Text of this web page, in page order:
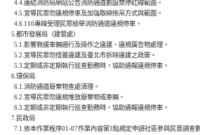
        4.4.連結消防局網站公告消防通道劃設禁停紅線範圍。
        4.5.宣導民眾勿違規停車及加強取締拖吊方式與範圍。
        4.6.110專線受理民眾檢舉消防通道違規停車。
      5.都市發展局（建管處）
        5.1.影響救援車輛通行及操作之違建、違規廣告物處理。
        5.2.宣導民眾勿搭蓋違建及臺北市拆除違建之政策。
        5.3.定期或非定期執行巡查勤務時，協助通報違規停車。
      6.環保局
        6.1.消防通道廢棄物查處清理。
        6.2.宣導民眾勿違規堆放廢棄物或車輛。
        6.3.定期或非定期執行巡查勤務時，協助通報違規停車。
      7.民政局
7.1.依本作業程序01-07作業內容第3點規定申請社區參與民意調查